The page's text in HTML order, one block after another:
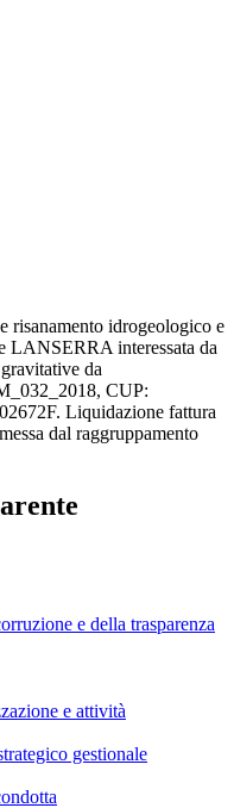
risanamento idrogeologico e
LANSERRA interessata da
da
CUP:
Liquidazione fattura
dal raggruppamento
e della trasparenza
e attività
gestionale